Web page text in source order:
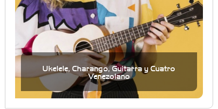
Ukelele, Charango, Guitarra y Cuatro
Venezolano